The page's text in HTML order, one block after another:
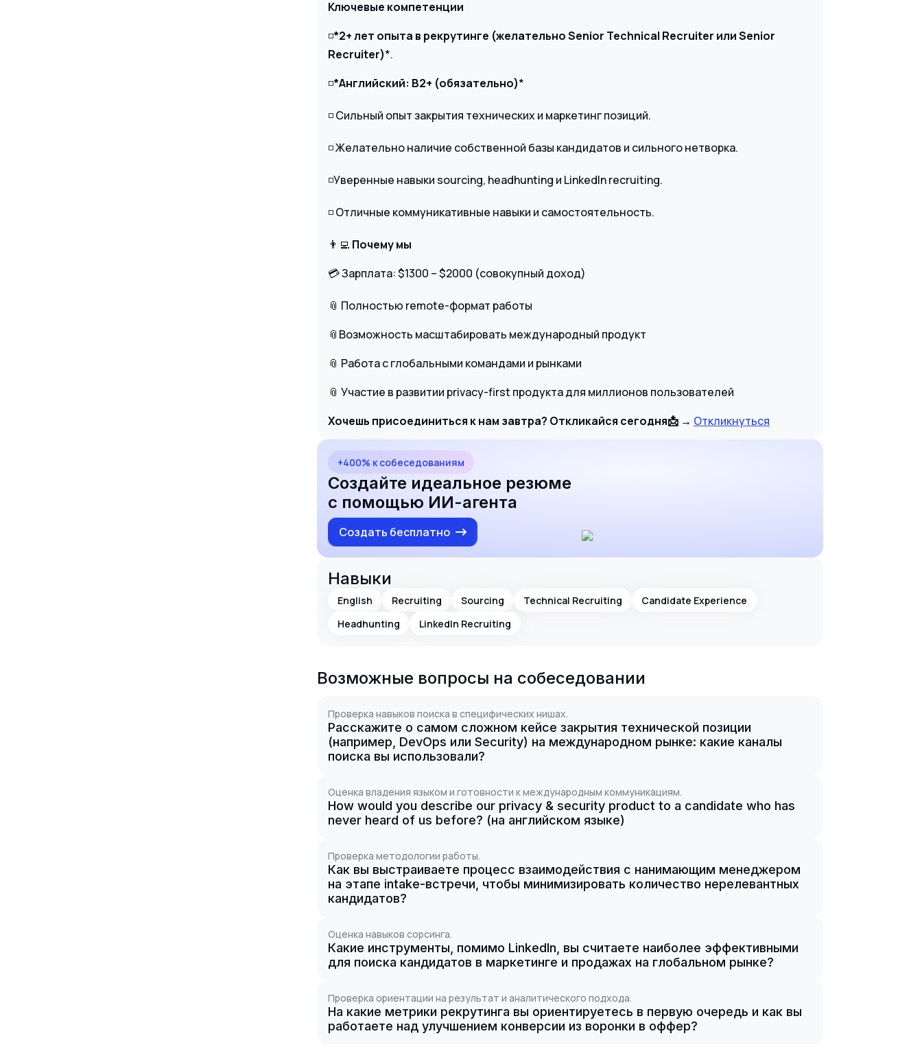
Ключевые компетенции
◽️*2+ лет опыта в рекрутинге (желательно Senior Technical Recruiter или Senior
Recruiter)*.
◽️*Английский: B2+ (обязательно)*
◽️ Сильный опыт закрытия технических и маркетинг позиций.
◽️ Желательно наличие собственной базы кандидатов и сильного нетворка.
◽️Уверенные навыки sourcing, headhunting и LinkedIn recruiting.
◽️ Отличные коммуникативные навыки и самостоятельность.
👨‍💻 Почему мы
💳 Зарплата: $1300 – $2000 (совокупный доход)
📎 Полностью remote-формат работы
📎Возможность масштабировать международный продукт
📎 Работа с глобальными командами и рынками
📎 Участие в развитии privacy-first продукта для миллионов пользователей
Хочешь присоединиться к нам завтра? Откликайся сегодня📩 → Откликнуться
+400% к собеседованиям
Создайте идеальное резюме
с помощью ИИ-агента
Создать бесплатно
Навыки
English Recruiting Sourcing Technical Recruiting
Candidate Experience
Headhunting
LinkedIn Recruiting
Возможные вопросы на собеседовании
Проверка навыков поиска в специфических нишах.
Расскажите о самом сложном кейсе закрытия технической позиции
(например, DevOps или Security) на международном рынке: какие каналы
поиска вы использовали?
Оценка владения языком и готовности к международным коммуникациям.
How would you describe our privacy & security product to a candidate who has
never heard of us before? (на английском языке)
Проверка методологии работы.
Как вы выстраиваете процесс взаимодействия с нанимающим менеджером
на этапе intake-встречи, чтобы минимизировать количество нерелевантных
кандидатов?
Оценка навыков сорсинга.
Какие инструменты, помимо LinkedIn, вы считаете наиболее эффективными
для поиска кандидатов в маркетинге и продажах на глобальном рынке?
Проверка ориентации на результат и аналитического подхода.
На какие метрики рекрутинга вы ориентируетесь в первую очередь и как вы
работаете над улучшением конверсии из воронки в оффер?